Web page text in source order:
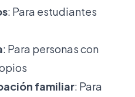
: Para estudiantes
: Para personas con
familiar: Para